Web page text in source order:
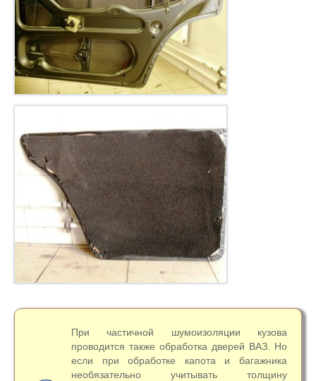
При частичной шумоизоляции кузова
проводится также обработка дверей ВАЗ. Но
если при обработке капота и багажника
необязательно учитывать толщину